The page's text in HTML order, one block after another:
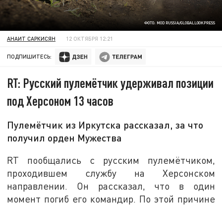
ФОТО: MOD RUSSIA/GLOBALLOOKPRESS
АНАИТ САРКИСЯН 12 ОКТЯБРЯ 12:21
ПОДПИШИТЕСЬ:
RT: Русский пулемётчик удерживал позиции
под Херсоном 13 часов
Пулемётчик из Иркутска рассказал, за что
получил орден Мужества
RT пообщались с русским пулемётчиком,
проходившем службу на Херсонском
направлении. Он рассказал, что в один
момент погиб его командир. По этой причине